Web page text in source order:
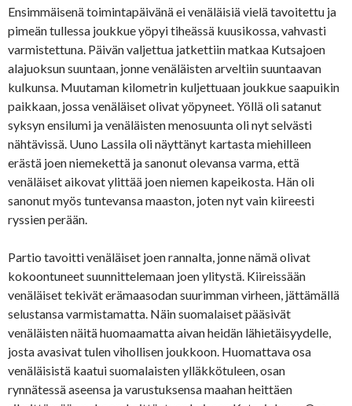
Ensimmäisenä toimintapäivänä ei venäläisiä vielä tavoitettu ja
pimeän tullessa joukkue yöpyi tiheässä kuusikossa, vahvasti
varmistettuna. Päivän valjettua jatkettiin matkaa Kutsajoen
alajuoksun suuntaan, jonne venäläisten arveltiin suuntaavan
kulkunsa. Muutaman kilometrin kuljettuaan joukkue saapuikin
paikkaan, jossa venäläiset olivat yöpyneet. Yöllä oli satanut
syksyn ensilumi ja venäläisten menosuunta oli nyt selvästi
nähtävissä. Uuno Lassila oli näyttänyt kartasta miehilleen
erästä joen niemekettä ja sanonut olevansa varma, että
venäläiset aikovat ylittää joen niemen kapeikosta. Hän oli
sanonut myös tuntevansa maaston, joten nyt vain kiireesti
ryssien perään.
Partio tavoitti venäläiset joen rannalta, jonne nämä olivat
kokoontuneet suunnittelemaan joen ylitystä. Kiireissään
venäläiset tekivät erämaasodan suurimman virheen, jättämällä
selustansa varmistamatta. Näin suomalaiset pääsivät
venäläisten näitä huomaamatta aivan heidän lähietäisyydelle,
josta avasivat tulen vihollisen joukkoon. Huomattava osa
venäläisistä kaatui suomalaisten ylläkkötuleen, osan
rynnätessä aseensa ja varustuksensa maahan heittäen